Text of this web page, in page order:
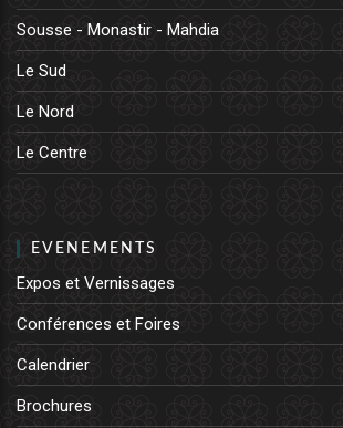
Sousse - Monastir - Mahdia
Le Sud
Le Nord
Le Centre
EVENEMENTS
Expos et Vernissages
Conférences et Foires
Calendrier
Brochures